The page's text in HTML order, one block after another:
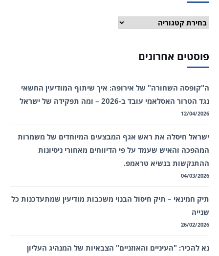
קטגוריות
פוסטים אחרונים
ה"קופסה השחורה" של אירופה: איך שיתוף המודיעין החשאי
נגד הטרור האסלאמי עובד ב-2026 – ומה תפקידה של ישראל
12/04/2026
ישראל חיסלה את ראש אגף המבצעים המיוחדים של משמרות
המהפכה והאיש שעמד על פי הדיווחים מאחורי ניסיונות
ההתנקשות בנשיא טראמפ.
04/03/2026
תיק חמינאי – תיק חיסול הבנוי משכבות מודיעין שמתעדכנות כל
שנייה
26/02/2026
נא להכיר: "העיניים והאוזניים" הצבאיות של המנהיג העליון